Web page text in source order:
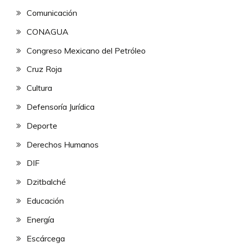
Comunicación
CONAGUA
Congreso Mexicano del Petróleo
Cruz Roja
Cultura
Defensoría Jurídica
Deporte
Derechos Humanos
DIF
Dzitbalché
Educación
Energía
Escárcega